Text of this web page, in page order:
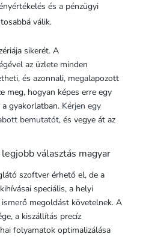
és a pénzügyi
válik.
sikerét. A
az üzlete minden
és azonnali, megalapozott
meg, hogyan képes erre egy
gyakorlatban. Kérjen egy
bemutatót, és vegye át az
választás magyar
szoftver érhető el, de a
speciális, a helyi
megoldást követelnek. A
a kiszállítás precíz
folyamatok optimalizálása